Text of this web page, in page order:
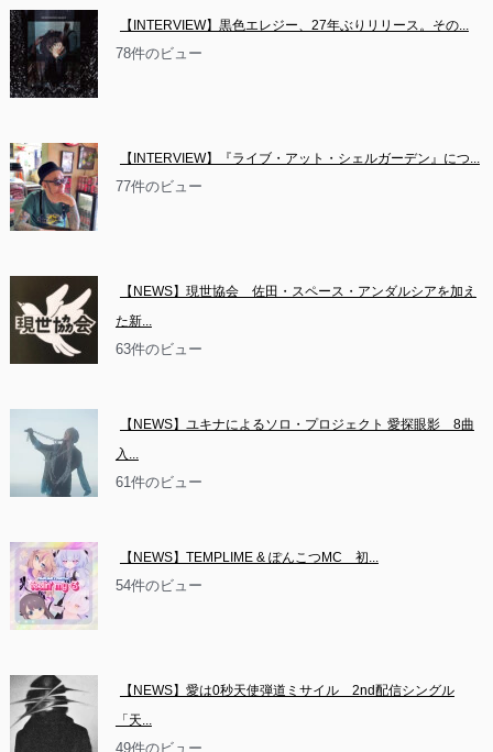
【INTERVIEW】黒色エレジー、27年ぶりリリース。その...
78件のビュー
【INTERVIEW】『ライブ・アット・シェルガーデン』につ...
77件のビュー
【NEWS】現世協会　佐田・スペース・アンダルシアを加え
た新...
63件のビュー
【NEWS】ユキナによるソロ・プロジェクト 愛探眼影　8曲
入...
61件のビュー
【NEWS】TEMPLIME & ぽんこつMC　初...
54件のビュー
【NEWS】愛は0秒天使弾道ミサイル　2nd配信シングル
「天...
49件のビュー